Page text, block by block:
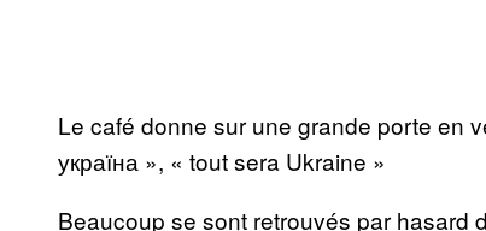
Le café donne sur une grande porte en
україна », « tout sera Ukraine »
Beaucoup se sont retrouvés par hasard